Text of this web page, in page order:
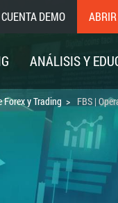
DEMO
ANÁLISIS Y
y Trading FBS |